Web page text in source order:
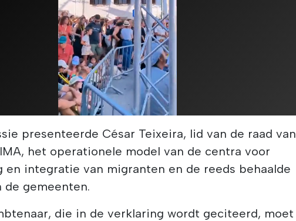
presenteerde César Teixeira, lid van de raad van
het operationele model van de centra voor
en integratie van migranten en de reeds behaalde
de gemeenten.
die in de verklaring wordt geciteerd, moet